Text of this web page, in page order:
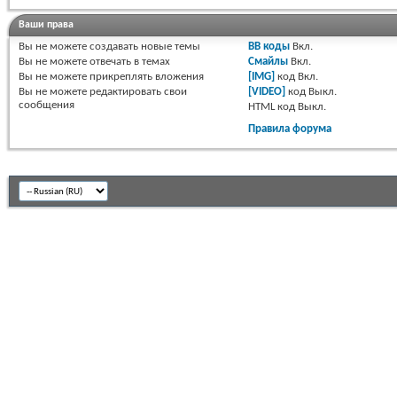
Ваши права
Вы не можете создавать новые темы
Вы не можете отвечать в темах
Вы не можете прикреплять вложения
Вы не можете редактировать свои
сообщения
BB коды Вкл.
Смайлы Вкл.
[IMG] код Вкл.
[VIDEO] код Выкл.
HTML код Выкл.
Правила форума